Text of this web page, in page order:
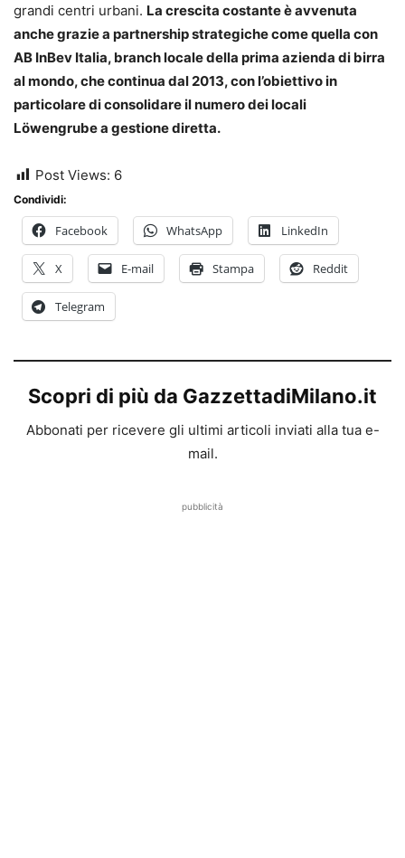
grandi centri urbani. La crescita costante è avvenuta
anche grazie a partnership strategiche come quella con
AB InBev Italia, branchlocale della prima azienda di birra
al mondo, che continua dal 2013, con l’obiettivo in
particolare di consolidare il numero dei locali
Löwengrube a gestione diretta.
Post Views: 6
Condividi:
Facebook WhatsApp LinkedIn
X E-mail Stampa Reddit
Telegram
Scopri di più da GazzettadiMilano.it
Abbonati per ricevere gli ultimi articoli inviati alla tua e-
mail.
pubblicità